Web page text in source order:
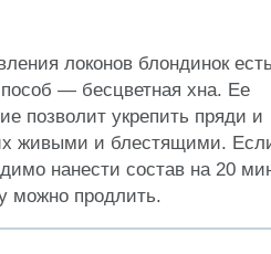
локонов блондинок есть
— бесцветная хна. Ее
позволит укрепить пряди и
живыми и блестящими.
нанести состав на 20
можно продлить.